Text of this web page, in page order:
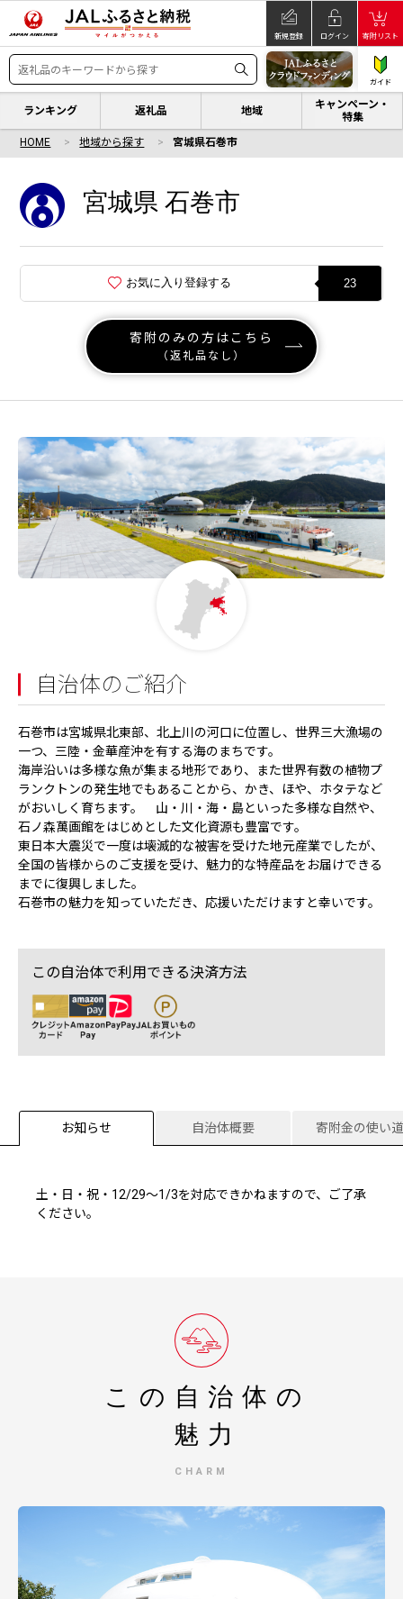
新規登録 ログイン 寄附リスト
ガイド
ランキング 返礼品 地域
キャンペーン・
特集
HOME 地域から探す 宮城県石巻市
宮城県 石巻市
お気に入り登録する 23
寄附のみの方はこちら
（返礼品なし）
自治体のご紹介
石巻市は宮城県北東部、北上川の河口に位置し、世界三大漁場の
一つ、三陸・金華産沖を有する海のまちです。
海岸沿いは多様な魚が集まる地形であり、また世界有数の植物プ
ランクトンの発生地でもあることから、かき、ほや、ホタテなど
がおいしく育ちます。 山・川・海・島といった多様な自然や、
石ノ森萬画館をはじめとした文化資源も豊富です。
東日本大震災で一度は壊滅的な被害を受けた地元産業でしたが、
全国の皆様からのご支援を受け、魅力的な特産品をお届けできる
までに復興しました。
石巻市の魅力を知っていただき、応援いただけますと幸いです。
この自治体で利用できる決済方法
お知らせ 自治体概要 寄附金の使い道
土・日・祝・12/29～1/3を対応できかねますので、ご了承
ください。
この自治体の
魅力
CHARM